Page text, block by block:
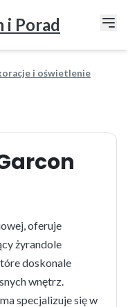
i Porad
i oświetlenie
oferuje
żyrandole
doskonale
wnętrz.
specjalizuje się w